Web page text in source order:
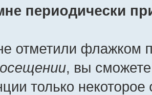
периодически
отметили флажком
, вы
только